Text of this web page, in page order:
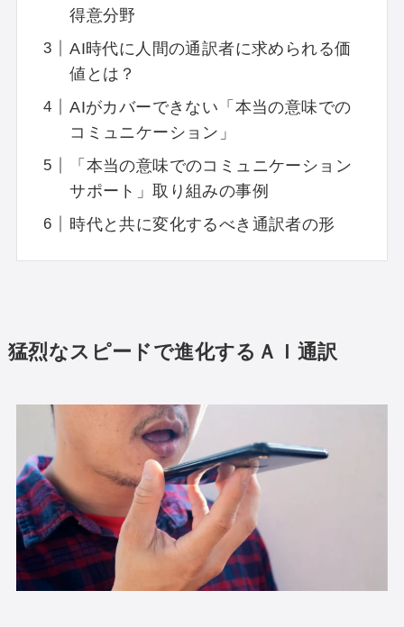
得意分野
AI時代に人間の通訳者に求められる価
値とは？
AIがカバーできない「本当の意味での
コミュニケーション」
「本当の意味でのコミュニケーション
サポート」取り組みの事例
時代と共に変化するべき通訳者の形
猛烈なスピードで進化するＡＩ通訳